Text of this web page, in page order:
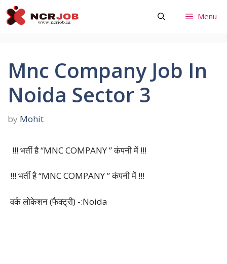
Skip
to
Menu
Mnc Company Job In
Noida Sector 3
by Mohit
!!! भर्ती है “MNC COMPANY ” कंपनी में !!!
!!! भर्ती है “MNC COMPANY ” कंपनी में !!!
वर्क लोकेशन (फैक्ट्री) -:Noida